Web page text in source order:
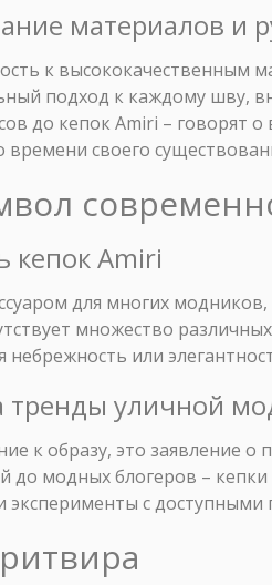
материалов и
к высококачественным
подход к каждому шву,
до кепок Amiri – говорят
своего
кепок Amiri
для многих
множество
или
тренды уличной
к образу, это заявление
до модных блогеров –
с доступными